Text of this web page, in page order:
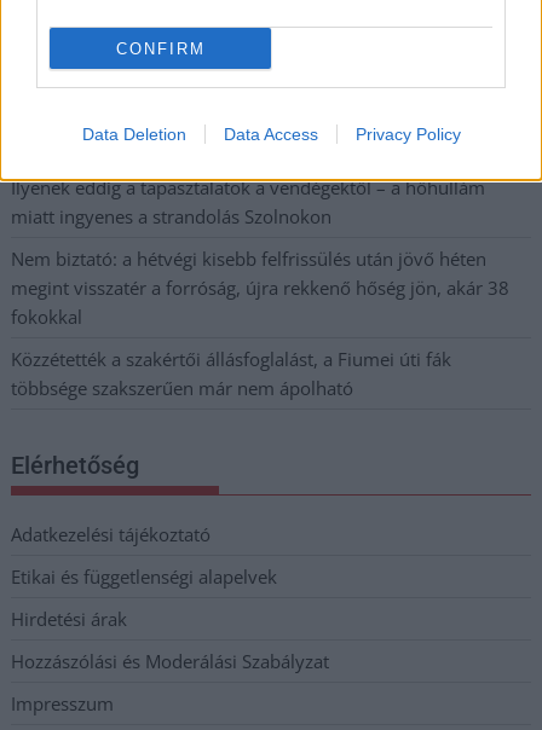
CONFIRM
Data Deletion Data Access Privacy Policy
kerékpárgyártás meghatározó szereplője
Egyszer fent, egyszer lent, így festett a Duna a két évvel
ugyanazokból a szögekből
Ilyenek eddig a tapasztalatok a vendégektől – a hőhullám
miatt ingyenes a strandolás Szolnokon
Nem biztató: a hétvégi kisebb felfrissülés után jövő héten
megint visszatér a forróság, újra rekkenő hőség jön, akár 38
fokokkal
Közzétették a szakértői állásfoglalást, a Fiumei úti fák
többsége szakszerűen már nem ápolható
Elérhetőség
Adatkezelési tájékoztató
Etikai és függetlenségi alapelvek
Hirdetési árak
Hozzászólási és Moderálási Szabályzat
Impresszum